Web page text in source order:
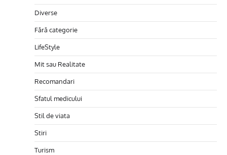
Diverse
Fără categorie
LifeStyle
Mit sau Realitate
Recomandari
Sfatul medicului
Stil de viata
Stiri
Turism